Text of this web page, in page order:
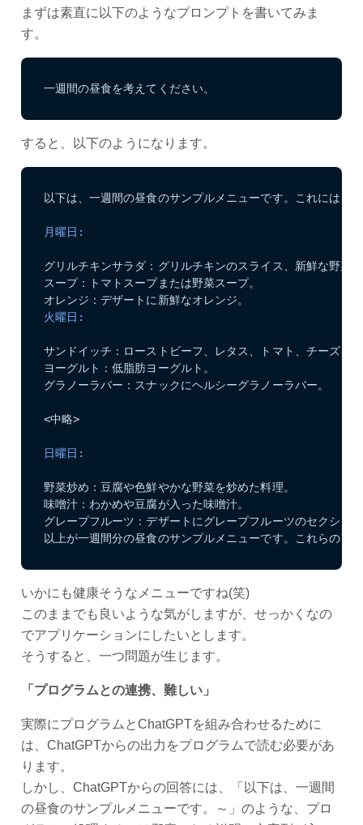
まずは素直に以下のようなプロンプトを書いてみま
す。
一週間の昼食を考えてください。
すると、以下のようになります。
以下は、一週間の昼食のサンプルメニューです。これには、
月曜日:
グリルチキンサラダ：グリルチキンのスライス、新鮮な野菜
スープ：トマトスープまたは野菜スープ。
火曜日:
サンドイッチ：ローストビーフ、レタス、トマト、チーズを
ヨーグルト：低脂肪ヨーグルト。
グラノーラバー：スナックにヘルシーグラノーラバー。
<中略>
日曜日:
野菜炒め：豆腐や色鮮やかな野菜を炒めた料理。
味噌汁：わかめや豆腐が入った味噌汁。
グレープフルーツ：デザートにグレープフルーツのセクショ
以上が一週間分の昼食のサンプルメニューです。これらのア
いかにも健康そうなメニューですね(笑)
このままでも良いような気がしますが、せっかくなの
でアプリケーションにしたいとします。
そうすると、一つ問題が生じます。
「プログラムとの連携、難しい」
実際にプログラムとChatGPTを組み合わせるために
は、ChatGPTからの出力をプログラムで読む必要があ
ります。
しかし、ChatGPTからの回答には、「以下は、一週間
の昼食のサンプルメニューです。～」のような、プロ